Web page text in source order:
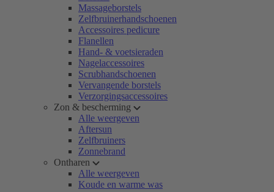
Massageborstels
Zelfbruinerhandschoenen
Accessoires pedicure
Flanellen
Hand- & voetsieraden
Nagelaccessoires
Scrubhandschoenen
Vervangende borstels
Verzorgingsaccessoires
Zon & bescherming
Alle weergeven
Aftersun
Zelfbruiners
Zonnebrand
Ontharen
Alle weergeven
Koude en warme was